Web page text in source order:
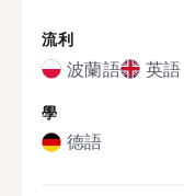
流利
波蘭語 英語
學
德語